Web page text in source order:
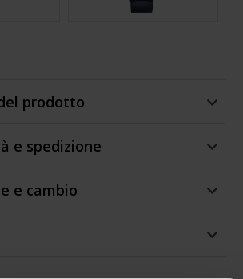
prodotto
e spedizione
e cambio